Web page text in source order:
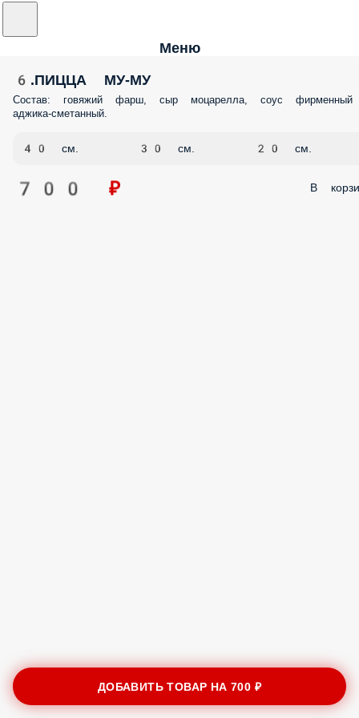
Меню
6.ПИЦЦА МУ-МУ
Состав: говяжий фарш, сыр моцарелла, соус фирменный
аджика-сметанный.
40 см. 30 см. 20 см.
700 ₽ В
ДОБАВИТЬ ТОВАР НА700 ₽